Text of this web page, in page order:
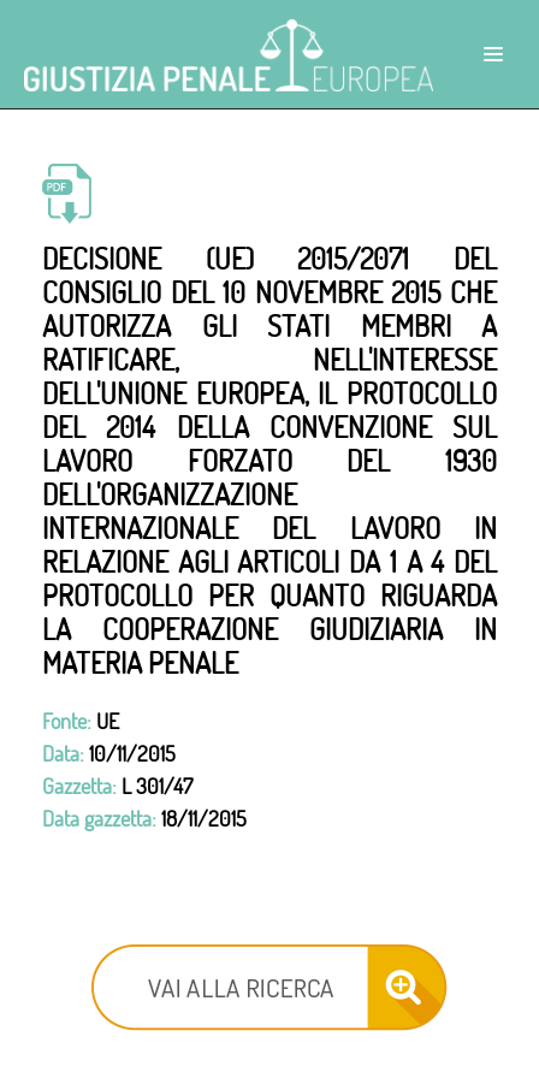
DECISIONE (UE) 2015/2071 DEL
CONSIGLIO DEL 10 NOVEMBRE 2015 CHE
AUTORIZZA GLI STATI MEMBRI A
RATIFICARE, NELL'INTERESSE
DELL'UNIONE EUROPEA, IL PROTOCOLLO
DEL 2014 DELLA CONVENZIONE SUL
LAVORO FORZATO DEL 1930
DELL'ORGANIZZAZIONE
INTERNAZIONALE DEL LAVORO IN
RELAZIONE AGLI ARTICOLI DA 1 A 4 DEL
PROTOCOLLO PER QUANTO RIGUARDA
LA COOPERAZIONE GIUDIZIARIA IN
MATERIA PENALE
Fonte: UE
Data:10/11/2015
Gazzetta: L 301/47
Data gazzetta:18/11/2015